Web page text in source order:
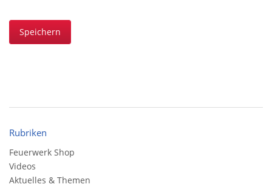
Speichern
Rubriken
Feuerwerk Shop
Videos
Aktuelles & Themen